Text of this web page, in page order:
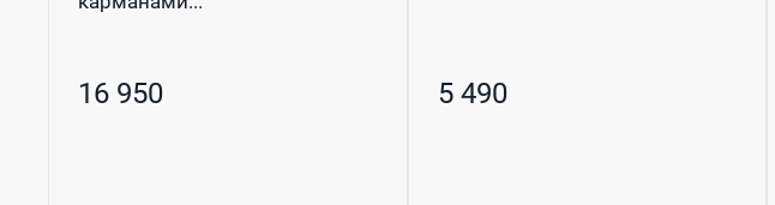
16 950 5 490